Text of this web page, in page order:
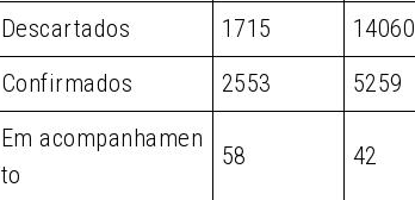
Descartados
1715 14060
Confirmados
2553 5259
Em acompanhamen
to
58 42